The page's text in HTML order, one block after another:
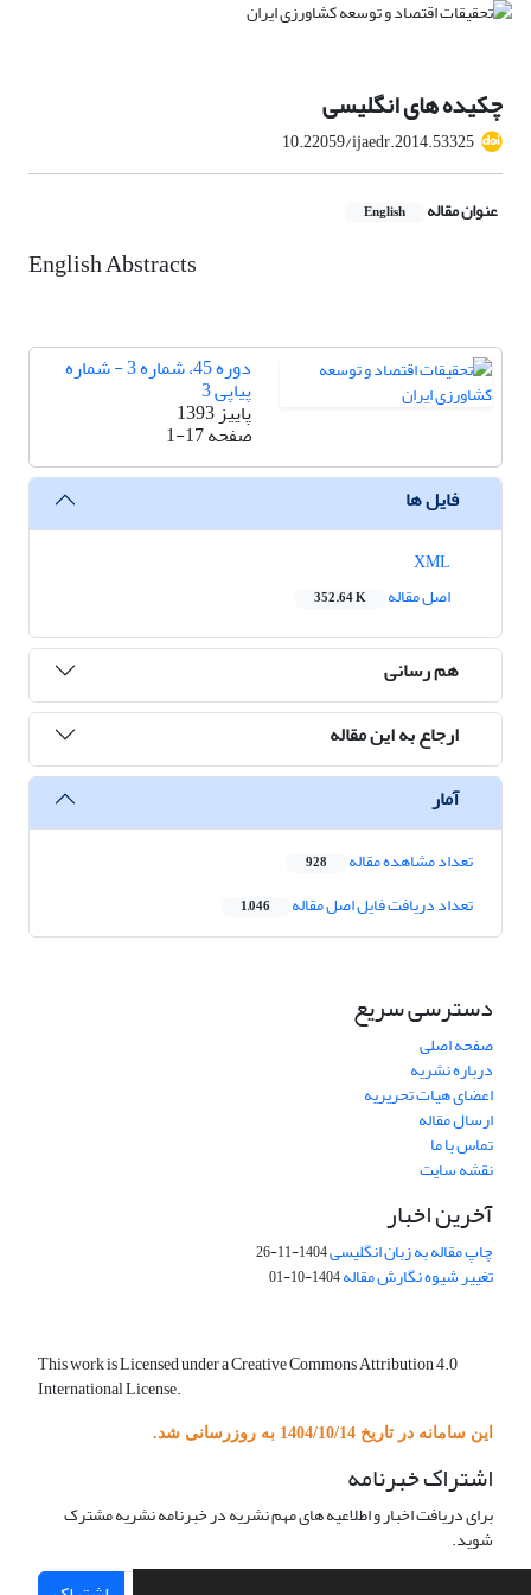
چکیده های انگلیسی
10.22059/ijaedr.2014.53325
عنوان مقاله English
English Abstracts
دوره 45، شماره 3 - شماره
پیاپی 3
پاییز 1393
صفحه1-17
فایل ها
اصل مقاله
352.64 K
هم رسانی
ارجاع به این مقاله
آمار
تعداد مشاهده مقاله 928
تعداد دریافت فایل اصل مقاله 1,046
دسترسی سریع
صفحه اصلی
درباره نشریه
اعضای هیات تحریریه
ارسال مقاله
تماس با ما
نقشه سایت
آخرین اخبار
چاپ مقاله به زبان انگلیسی1404-11-26
تغییر شیوه نگارش مقاله1404-10-01
This work is Licensed under a Creative Commons Attribution 4.0
International License.
این سامانه در تاریخ 1404/10/14 به روزرسانی شد.
اشتراک خبرنامه
برای دریافت اخبار و اطلاعیه های مهم نشریه در خبرنامه نشریه مشترک
شوید.